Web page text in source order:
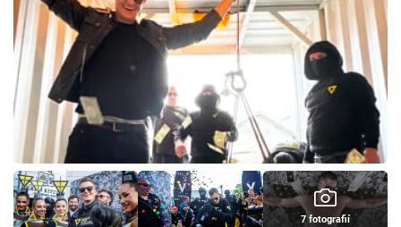
Seriály
Hry
Cool Esport
Pořady
TV Program
7 fotografií